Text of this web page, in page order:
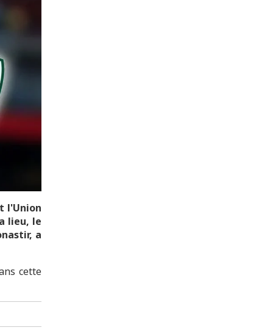
l'Union
lieu, le
a
cette